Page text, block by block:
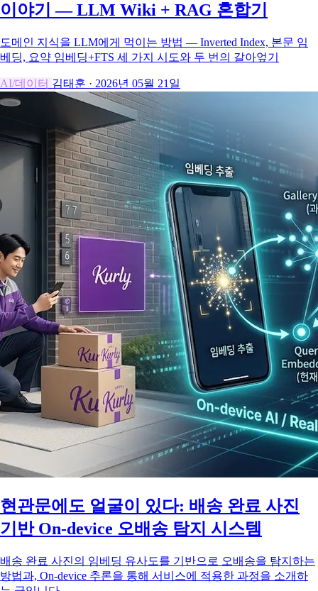
이야기 — LLM Wiki + RAG 혼합기
도메인 지식을 LLM에게 먹이는 방법 — Inverted Index, 본문 임
베딩, 요약 임베딩+FTS 세 가지 시도와 두 번의 갈아엎기
AI/데이터 김태훈 · 2026년 05월 21일
현관문에도 얼굴이 있다: 배송 완료 사진
기반 On-device 오배송 탐지 시스템
배송 완료 사진의 임베딩 유사도를 기반으로 오배송을 탐지하는
방법과, On-device 추론을 통해 서비스에 적용한 과정을 소개하